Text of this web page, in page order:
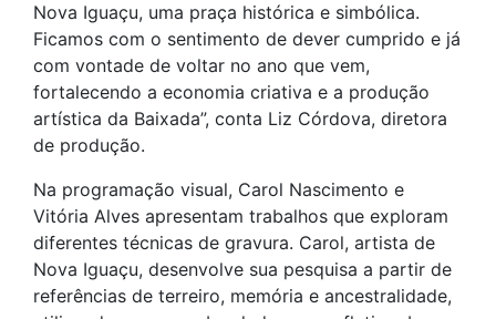
Nova Iguaçu, uma praça histórica e simbólica.
Ficamos com o sentimento de dever cumprido e já
com vontade de voltar no ano que vem,
fortalecendo a economia criativa e a produção
artística da Baixada”, conta Liz Córdova, diretora
de produção.
Na programação visual, Carol Nascimento e
Vitória Alves apresentam trabalhos que exploram
diferentes técnicas de gravura. Carol, artista de
Nova Iguaçu, desenvolve sua pesquisa a partir de
referências de terreiro, memória e ancestralidade,